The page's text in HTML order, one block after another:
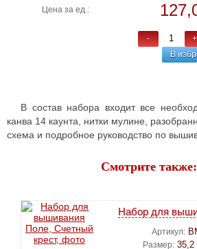
Цена за ед.:
- +
В
В состав набора входит все
канва 14 каунта, нитки мулине,
схема и подробное руководство по
Смотрите также:
Набор для
Артикул:
Размер: 35,2